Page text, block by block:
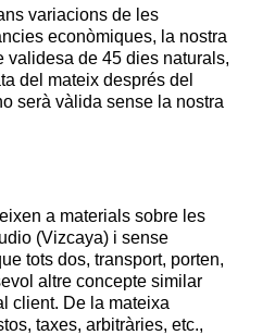
variacions de les
econòmiques, la nostra
validesa de 45 dies naturals,
del mateix després del
serà vàlida sense la nostra
a materials sobre les
(Vizcaya) i sense
tots dos, transport, porten,
altre concepte similar
client. De la mateixa
taxes, arbitràries, etc.,